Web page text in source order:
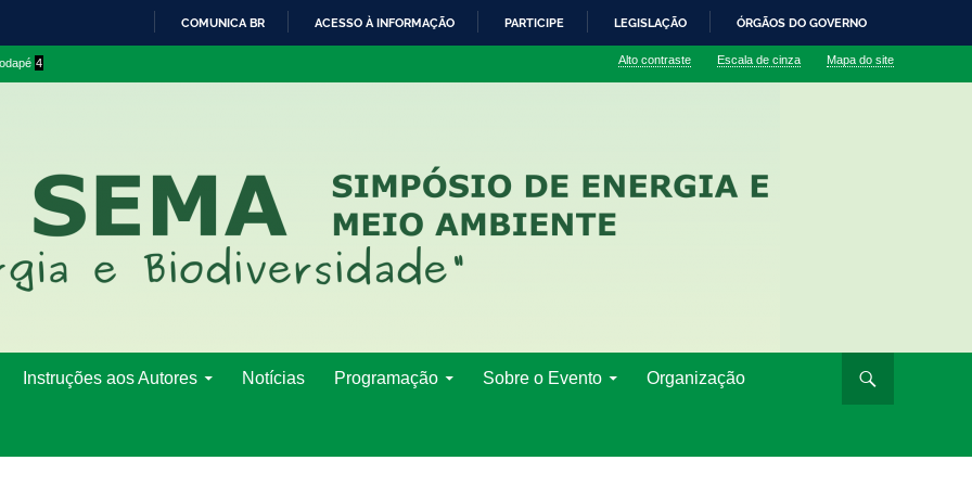
O
COMUNICA BR ACESSO À INFORMAÇÃO PARTICIPE LEGISLAÇÃO ÓRGÃOS DO GOVERNO
4 Alto contraste Escala de cinza Mapa do site
Instruções aos Autores Notícias Programação Sobre o Evento Organização